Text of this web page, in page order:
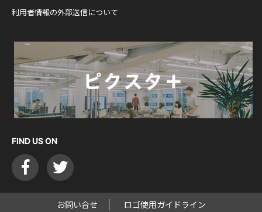
利用者情報の外部送信について
FIND US ON
お問い合せ ロゴ使用ガイドライン